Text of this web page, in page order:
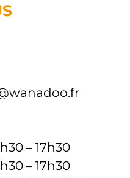
– 17h30
– 17h30